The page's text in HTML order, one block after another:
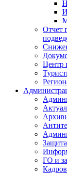
Отчет
Центр
ГО и